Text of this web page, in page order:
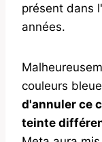
présent dans
années.
couleurs
d'annuler ce
teinte